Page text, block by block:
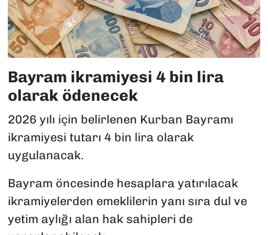
Bayram ikramiyesi 4 bin lira
olarak ödenecek
2026 yılı için belirlenen Kurban Bayramı
ikramiyesi tutarı 4 bin lira olarak
uygulanacak.
Bayram öncesinde hesaplara yatırılacak
ikramiyelerden emeklilerin yanı sıra dul ve
yetim aylığı alan hak sahipleri de